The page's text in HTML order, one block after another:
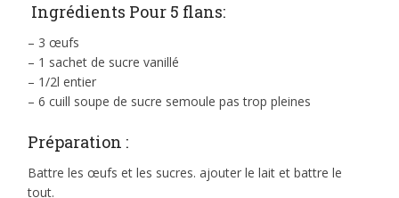
Ingrédients Pour 5 flans:
– 3 œufs
– 1 sachet de sucre vanillé
– 1/2l entier
– 6 cuill soupe de sucre semoule pas trop pleines
Préparation :
Battre les œufs et les sucres. ajouter le lait et battre le
tout.